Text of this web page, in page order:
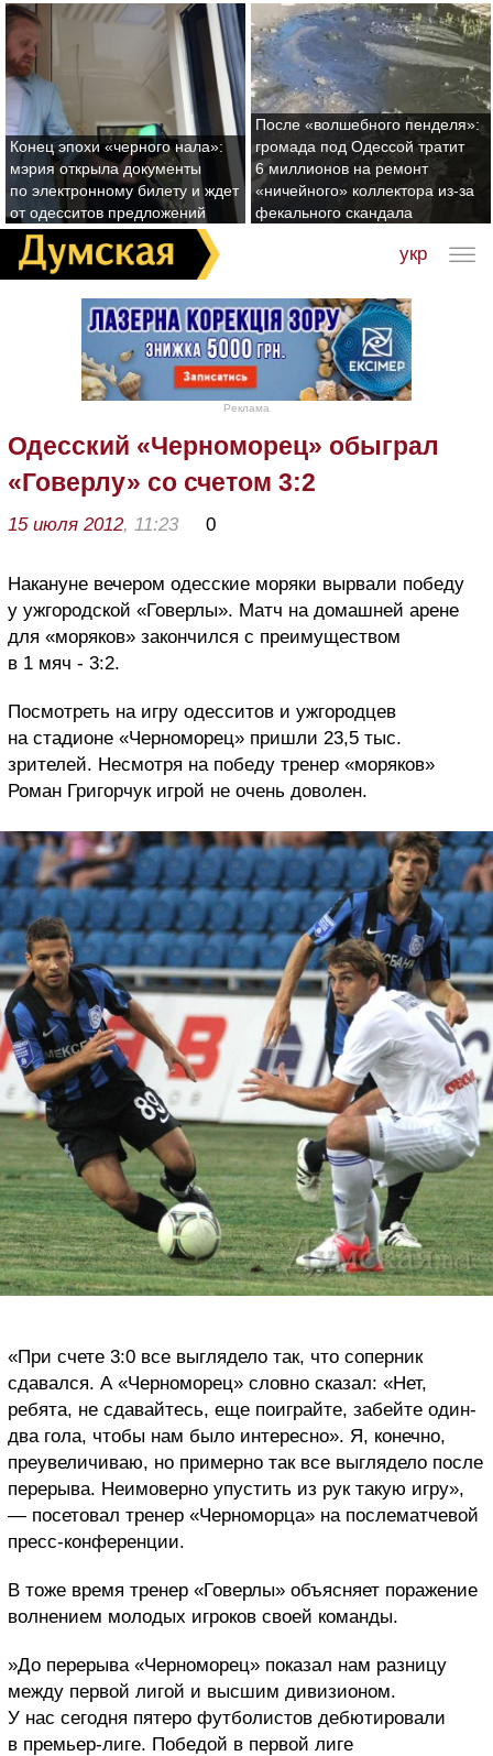
Конец эпохи «черного нала»:
мэрия открыла документы
по электронному билету и ждет
от одесситов предложений
После «волшебного пенделя»:
громада под Одессой тратит
6 миллионов на ремонт
«ничейного» коллектора из-за
фекального скандала
укр
Реклама
Одесский «Черноморец» обыграл
«Говерлу» со счетом 3:2
15 июля 2012, 11:23 0
Накануне вечером одесские моряки вырвали победу
у ужгородской «Говерлы». Матч на домашней арене
для «моряков» закончился с преимуществом
в 1 мяч - 3:2.
Посмотреть на игру одесситов и ужгородцев
на стадионе «Черноморец» пришли 23,5 тыс.
зрителей. Несмотря на победу тренер «моряков»
Роман Григорчук игрой не очень доволен.
«При счете 3:0 все выглядело так, что соперник
сдавался. А «Черноморец» словно сказал: «Нет,
ребята, не сдавайтесь, еще поиграйте, забейте один-
два гола, чтобы нам было интересно». Я, конечно,
преувеличиваю, но примерно так все выглядело после
перерыва. Неимоверно упустить из рук такую игру»,
— посетовал тренер «Черноморца» на послематчевой
пресс-конференции.
В тоже время тренер «Говерлы» объясняет поражение
волнением молодых игроков своей команды.
»До перерыва «Черноморец» показал нам разницу
между первой лигой и высшим дивизионом.
У нас сегодня пятеро футболистов дебютировали
в премьер-лиге. Победой в первой лиге